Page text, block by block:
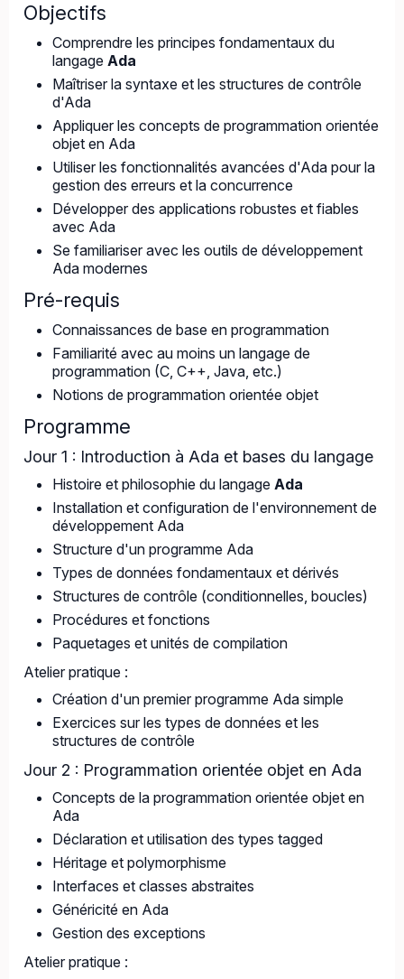
Objectifs
Comprendre les principes fondamentaux du
langage Ada
Maîtriser la syntaxe et les structures de contrôle
d'Ada
Appliquer les concepts de programmation orientée
objet en Ada
Utiliser les fonctionnalités avancées d'Ada pour la
gestion des erreurs et la concurrence
Développer des applications robustes et fiables
avec Ada
Se familiariser avec les outils de développement
Ada modernes
Pré-requis
Connaissances de base en programmation
Familiarité avec au moins un langage de
programmation (C, C++, Java, etc.)
Notions de programmation orientée objet
Programme
Jour 1 : Introduction à Ada et bases du langage
Histoire et philosophie du langage Ada
Installation et configuration de l'environnement de
développement Ada
Structure d'un programme Ada
Types de données fondamentaux et dérivés
Structures de contrôle (conditionnelles, boucles)
Procédures et fonctions
Paquetages et unités de compilation
Atelier pratique :
Création d'un premier programme Ada simple
Exercices sur les types de données et les
structures de contrôle
Jour 2 : Programmation orientée objet en Ada
Concepts de la programmation orientée objet en
Ada
Déclaration et utilisation des types tagged
Héritage et polymorphisme
Interfaces et classes abstraites
Généricité en Ada
Gestion des exceptions
Atelier pratique :